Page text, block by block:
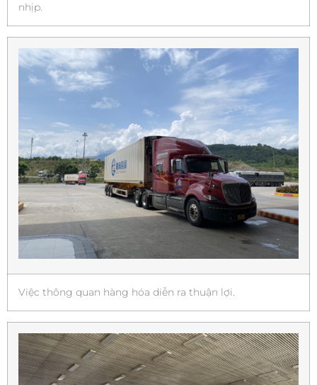
nhịp.
Việc thông quan hàng hóa diễn ra thuận lợi.